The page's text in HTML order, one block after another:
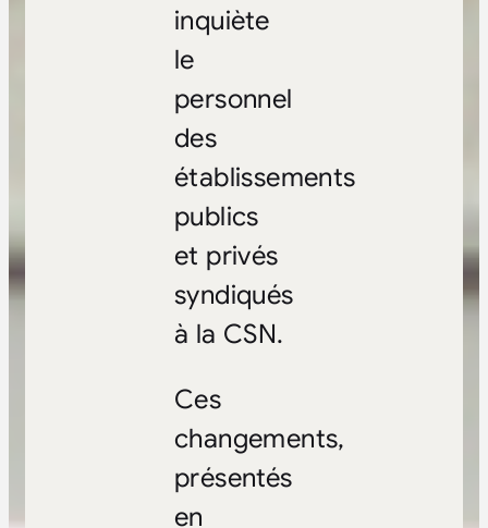
inquiète
le
personnel
des
établissements
publics
et privés
syndiqués
à la CSN.
Ces
changements,
présentés
en